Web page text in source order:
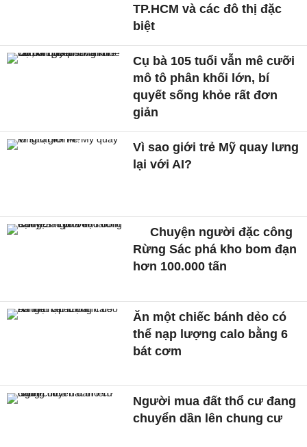
TP.HCM và các đô thị đặc
biệt
Cụ bà 105 tuổi vẫn mê cưỡi
mô tô phân khối lớn, bí
quyết sống khỏe rất đơn
giản
Vì sao giới trẻ Mỹ quay lưng
lại với AI?
Chuyện người đặc công
Rừng Sác phá kho bom đạn
hơn 100.000 tấn
Ăn một chiếc bánh dẻo có
thể nạp lượng calo bằng 6
bát cơm
Người mua đất thổ cư đang
chuyển dần lên chung cư